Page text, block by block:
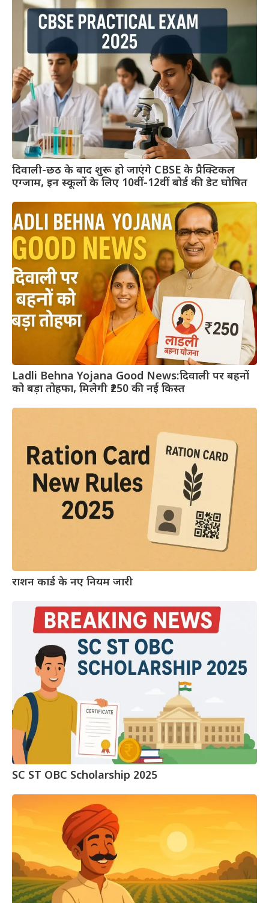
दिवाली-छठ के बाद शुरू हो जाएंगे CBSE के प्रैक्टिकल
एग्जाम, इन स्कूलों के लिए 10वीं-12वीं बोर्ड की डेट घोषित
Ladli Behna Yojana Good News:दिवाली पर बहनों
को बड़ा तोहफा, मिलेगी ₹250 की नई किस्त
राशन कार्ड के नए नियम जारी
SC ST OBC Scholarship 2025